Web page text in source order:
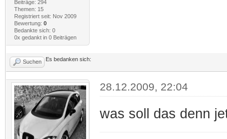
Beiträge: 294
Themen: 15
Registriert seit: Nov 2009
Bewertung: 0
Bedankte sich: 0
0x gedankt in 0 Beiträgen
Suchen Es bedanken sich:
28.12.2009, 22:04
was soll das denn